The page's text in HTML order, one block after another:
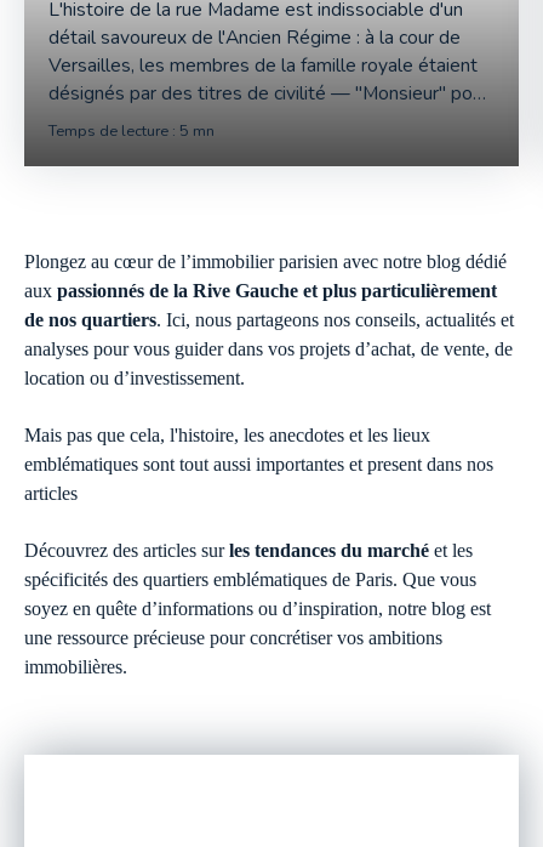
L'histoire de la rue Madame est indissociable d'un
détail savoureux de l'Ancien Régime : à la cour de
Versailles, les membres de la famille royale étaient
désignés par des titres de civilité — "Monsieur" pour
le frère du roi, "Madame" pour son épouse,
Temps de lecture : 5 mn
Plongez au cœur de l’immobilier parisien avec notre blog dédié
aux passionnés de la Rive Gauche et plus particulièrement
de nos quartiers. Ici, nous partageons nos conseils, actualités et
analyses pour vous guider dans vos projets d’achat, de vente, de
location ou d’investissement.
Mais pas que cela, l'histoire, les anecdotes et les lieux
emblématiques sont tout aussi importantes et present dans nos
articles
Découvrez des articles surles tendances du marché et les
spécificités des quartiers emblématiques de Paris. Que vous
soyez en quête d’informations ou d’inspiration, notre blog est
une ressource précieuse pour concrétiser vos ambitions
immobilières.